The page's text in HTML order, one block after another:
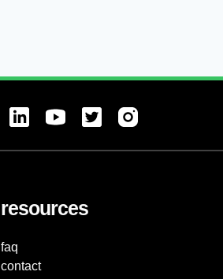
resources
faq
contact